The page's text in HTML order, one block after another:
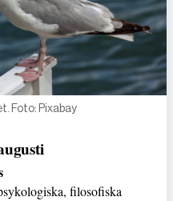
Foto: Pixabay
filosofiska